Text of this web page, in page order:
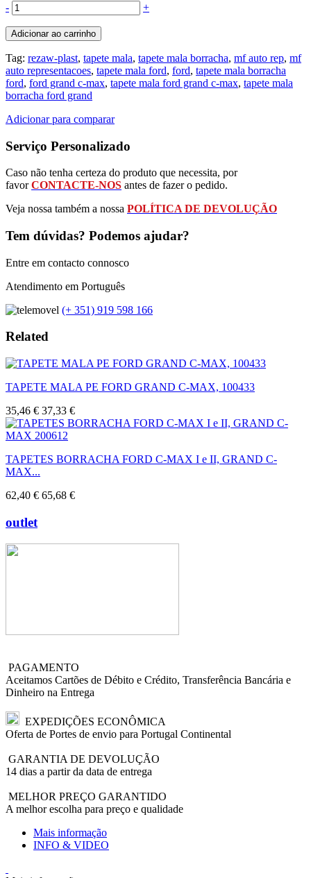
- +
Adicionar ao carrinho
Tag: rezaw-plast, tapete mala, tapete mala borracha, mf auto rep, mf
auto representacoes, tapete mala ford, ford, tapete mala borracha
ford, ford grand c-max, tapete mala ford grand c-max, tapete mala
borracha ford grand
Adicionar para comparar
Serviço Personalizado
Caso não tenha certeza do produto que necessita, por
favorCONTACTE-NOS antes de fazer o pedido.
Veja nossa também a nossa POLÍTICA DE DEVOLUÇÃO
Tem dúvidas? Podemos ajudar?
Entre em contacto connosco
Atendimento em Português
(+ 351) 919 598 166
Related
TAPETE MALA PE FORD GRAND C-MAX, 100433
35,46 € 37,33 €
TAPETES BORRACHA FORD C-MAX I e II, GRAND C-
MAX...
62,40 € 65,68 €
outlet
PAGAMENTO
Aceitamos Cartões de Débito e Crédito, Transferência Bancária e
Dinheiro na Entrega
EXPEDIÇÕES ECONÔMICA
Oferta de Portes de envio para Portugal Continental
GARANTIA DE DEVOLUÇÃO
14 dias a partir da data de entrega
MELHOR PREÇO GARANTIDO
A melhor escolha para preço e qualidade
Mais informação
INFO & VIDEO